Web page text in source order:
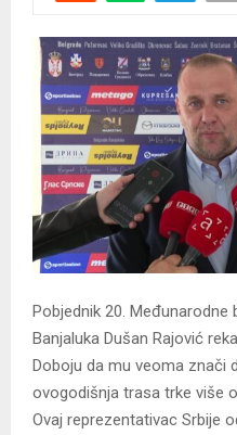
Pobjednik 20.
Banjaluka Dušan Rajović
Doboju da mu veoma znači
ovogodišnja trasa trke više
Ovaj reprezentativac Srbije